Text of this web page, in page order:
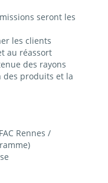
seront les
les clients
au réassort
des rayons
des produits et la
Rennes /